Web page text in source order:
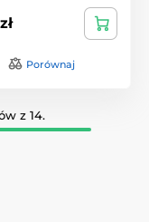
Porównaj
z 14.